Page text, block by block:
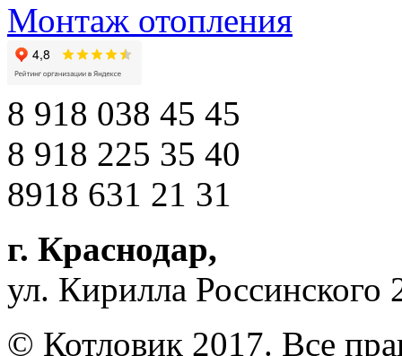
Монтаж отопления
8 918 038 45 45
8 918 225 35 40
8918 631 21 31
г. Краснодар,
ул. Кирилла Россинского
© Котловик 2017. Все